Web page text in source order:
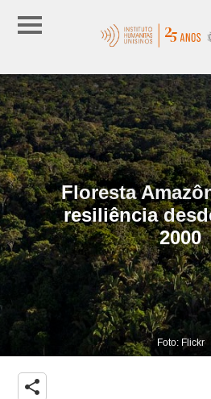
Floresta
resiliência
2000
Foto: Flickr
share